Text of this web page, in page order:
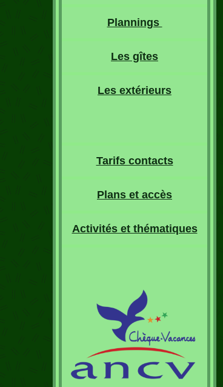
Plannings
Les gîtes
Les extérieurs
Tarifs contacts
Plans et accès
Activités et thématiques